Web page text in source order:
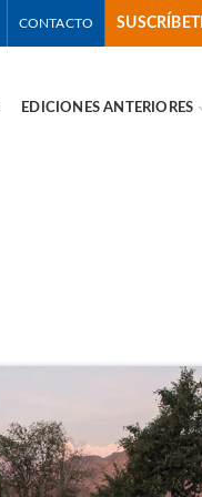
CONTACTO
EDICIONES ANTERIORES